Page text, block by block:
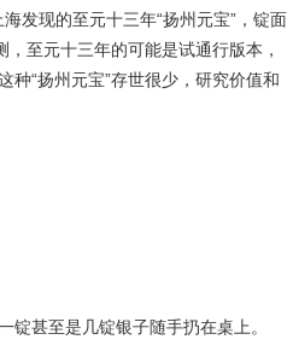
发现的至元十三年“扬州元宝”，锭面
至元十三年的可能是试通行版本，
“扬州元宝”存世很少，研究价值和
甚至是几锭银子随手扔在桌上。